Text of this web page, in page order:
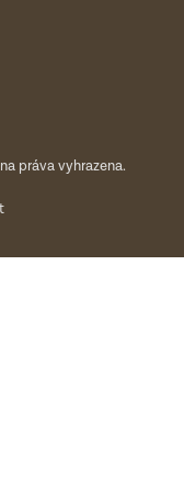
práva vyhrazena.